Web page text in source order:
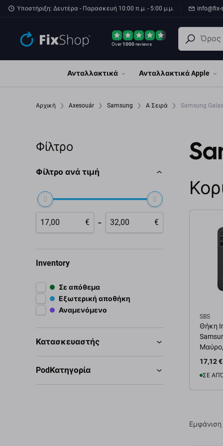
Παράβλεψη στο κύριο περιεχόμενο
Υποστήριξη: Δευτέρα - Παρασκευή 10:00 π.μ. - 5:00 μ.μ. info@fix-
Over1000reviews
Ανταλλακτικά Ανταλλακτικά Apple
Αρχική Axesouár Samsung A Σειρά Samsung
Φίλτρο
Φίλτρο ανά τιμή
€ - €
Inventory
Σε απόθεμα
Εξωτερική αποθήκη
Αναμενόμενο
Κατασκευαστής
PodΚατηγορία
SBS
Θήκη
Μαύρο,
17,12 €
ΣΕ
Εμφάνιση